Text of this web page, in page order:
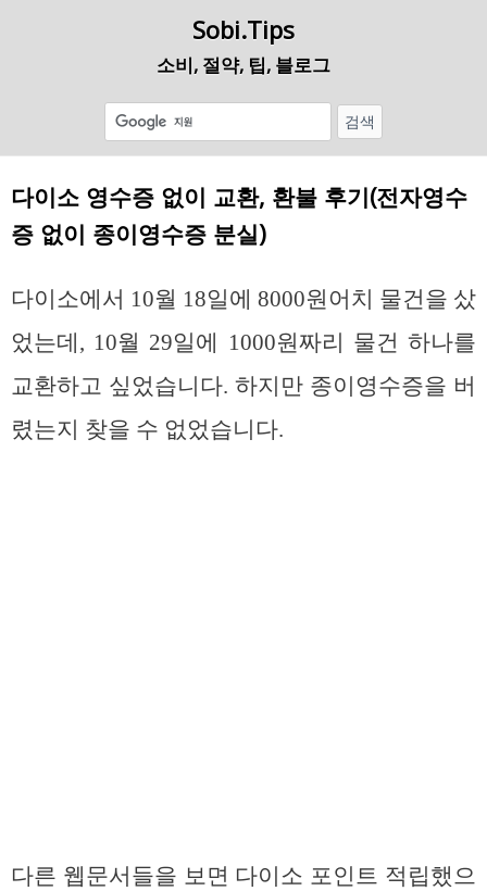
Sobi.Tips
소비, 절약, 팁, 블로그
다이소 영수증 없이 교환, 환불 후기(전자영수
증 없이 종이영수증 분실)
다이소에서 10월 18일에 8000원어치 물건을 샀
었는데, 10월 29일에 1000원짜리 물건 하나를
교환하고 싶었습니다. 하지만 종이영수증을 버
렸는지 찾을 수 없었습니다.
다른 웹문서들을 보면 다이소 포인트 적립했으